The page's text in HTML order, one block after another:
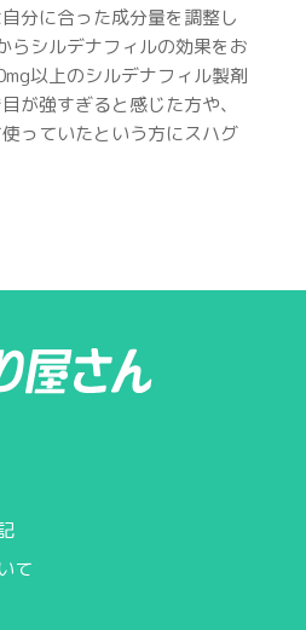
分に合った成分量を調整し
らシルデナフィルの効果をお
以上のシルデナフィル製剤
が強すぎると感じた方や、
っていたという方にスハグ
て